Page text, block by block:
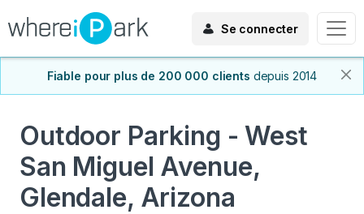
Se connecter
Fiable pour plus de 200 000 clients depuis 2014
Outdoor Parking - West
San Miguel Avenue,
Glendale, Arizona